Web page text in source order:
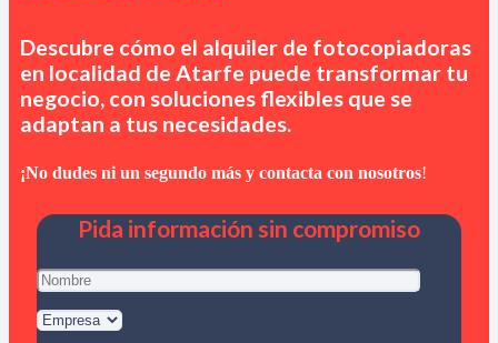
Descubre cómo el alquiler de fotocopiadoras
en localidad de Atarfe puede transformar tu
negocio, con soluciones flexibles que se
adaptan a tus necesidades.
¡No dudes ni un segundo más y contacta con nosotros!
Pida información sin compromiso